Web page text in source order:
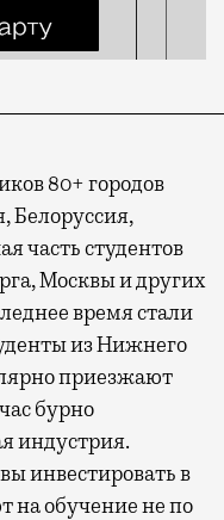
80+ городов
Белоруссия,
часть студентов
Москвы и других
время стали
из Нижнего
приезжают
бурно
индустрия.
инвестировать в
на обучение не по